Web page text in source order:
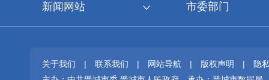
新闻网站 市委部门
关于我们 | 联系我们 | 网站导航 | 版权声明 |
隐